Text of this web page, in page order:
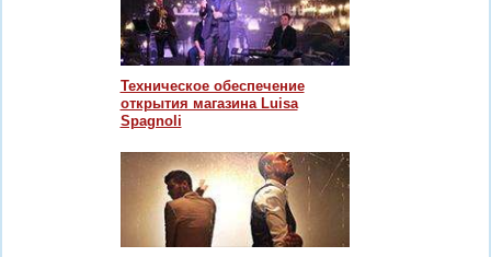
Техническое обеспечение
открытия магазина Luisa
Spagnoli